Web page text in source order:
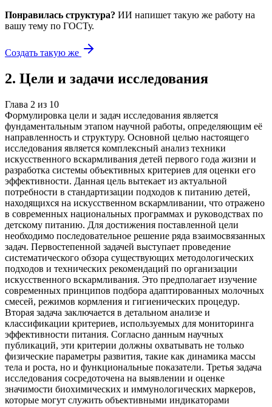
Понравилась структура? ИИ напишет такую же работу на
вашу тему по ГОСТу.
Создать такую же
2. Цели и задачи исследования
Глава 2 из 10
Формулировка цели и задач исследования является
фундаментальным этапом научной работы, определяющим её
направленность и структуру. Основной целью настоящего
исследования является комплексный анализ техники
искусственного вскармливания детей первого года жизни и
разработка системы объективных критериев для оценки его
эффективности. Данная цель вытекает из актуальной
потребности в стандартизации подходов к питанию детей,
находящихся на искусственном вскармливании, что отражено
в современных национальных программах и руководствах по
детскому питанию. Для достижения поставленной цели
необходимо последовательное решение ряда взаимосвязанных
задач. Первостепенной задачей выступает проведение
систематического обзора существующих методологических
подходов и технических рекомендаций по организации
искусственного вскармливания. Это предполагает изучение
современных принципов подбора адаптированных молочных
смесей, режимов кормления и гигиенических процедур.
Вторая задача заключается в детальном анализе и
классификации критериев, используемых для мониторинга
эффективности питания. Согласно данным научных
публикаций, эти критерии должны охватывать не только
физические параметры развития, такие как динамика массы
тела и роста, но и функциональные показатели. Третья задача
исследования сосредоточена на выявлении и оценке
значимости биохимических и иммунологических маркеров,
которые могут служить объективными индикаторами